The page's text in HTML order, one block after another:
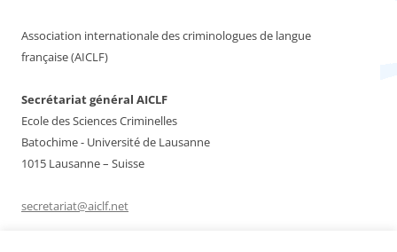
Association internationale des criminologues de langue
française (AICLF)
Secrétariat général AICLF
Ecole des Sciences Criminelles
Batochime - Université de Lausanne
1015 Lausanne – Suisse
secretariat@aiclf.net